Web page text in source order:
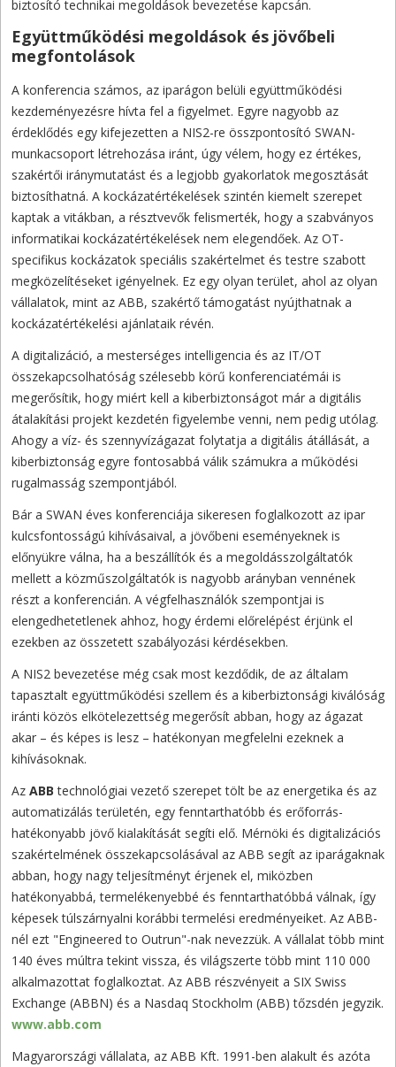
biztosító technikai megoldások bevezetése kapcsán.
Együttműködési megoldások és jövőbeli
megfontolások
A konferencia számos, az iparágon belüli együttműködési
kezdeményezésre hívta fel a figyelmet. Egyre nagyobb az
érdeklődés egy kifejezetten a NIS2-re összpontosító SWAN-
munkacsoport létrehozása iránt, úgy vélem, hogy ez értékes,
szakértői iránymutatást és a legjobb gyakorlatok megosztását
biztosíthatná. A kockázatértékelések szintén kiemelt szerepet
kaptak a vitákban, a résztvevők felismerték, hogy a szabványos
informatikai kockázatértékelések nem elegendőek. Az OT-
specifikus kockázatok speciális szakértelmet és testre szabott
megközelítéseket igényelnek. Ez egy olyan terület, ahol az olyan
vállalatok, mint az ABB, szakértő támogatást nyújthatnak a
kockázatértékelési ajánlataik révén.
A digitalizáció, a mesterséges intelligencia és az IT/OT
összekapcsolhatóság szélesebb körű konferenciatémái is
megerősítik, hogy miért kell a kiberbiztonságot már a digitális
átalakítási projekt kezdetén figyelembe venni, nem pedig utólag.
Ahogy a víz- és szennyvízágazat folytatja a digitális átállását, a
kiberbiztonság egyre fontosabbá válik számukra a működési
rugalmasság szempontjából.
Bár a SWAN éves konferenciája sikeresen foglalkozott az ipar
kulcsfontosságú kihívásaival, a jövőbeni eseményeknek is
előnyükre válna, ha a beszállítók és a megoldásszolgáltatók
mellett a közműszolgáltatók is nagyobb arányban vennének
részt a konferencián. A végfelhasználók szempontjai is
elengedhetetlenek ahhoz, hogy érdemi előrelépést érjünk el
ezekben az összetett szabályozási kérdésekben.
A NIS2 bevezetése még csak most kezdődik, de az általam
tapasztalt együttműködési szellem és a kiberbiztonsági kiválóság
iránti közös elkötelezettség megerősít abban, hogy az ágazat
akar – és képes is lesz – hatékonyan megfelelni ezeknek a
kihívásoknak.
Az ABB technológiai vezető szerepet tölt be az energetika és az
automatizálás területén, egy fenntarthatóbb és erőforrás-
hatékonyabb jövő kialakítását segíti elő. Mérnöki és digitalizációs
szakértelmének összekapcsolásával az ABB segít az iparágaknak
abban, hogy nagy teljesítményt érjenek el, miközben
hatékonyabbá, termelékenyebbé és fenntarthatóbbá válnak, így
képesek túlszárnyalni korábbi termelési eredményeiket. Az ABB-
nél ezt "Engineered to Outrun"-nak nevezzük. A vállalat több mint
140 éves múltra tekint vissza, és világszerte több mint 110 000
alkalmazottat foglalkoztat. Az ABB részvényeit a SIX Swiss
Exchange (ABBN) és a Nasdaq Stockholm (ABB) tőzsdén jegyzik.
www.abb.com
Magyarországi vállalata, az ABB Kft. 1991-ben alakult és azóta